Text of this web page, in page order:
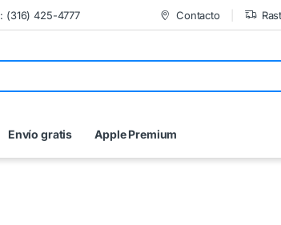
: (316) 425-4777 Contacto
Envío gratis Apple Premium